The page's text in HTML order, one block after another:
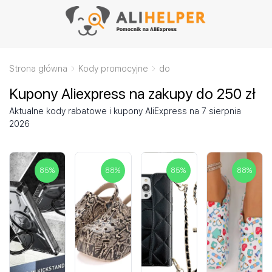
Strona główna Kody promocyjne do
Kupony Aliexpress na zakupy do 250 zł
Aktualne kody rabatowe i kupony AliExpress na 7 sierpnia
2026
85% 88% 85% 88%